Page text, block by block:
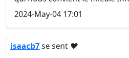
2024-May-04 17:01
isaacb7se sent ❤️